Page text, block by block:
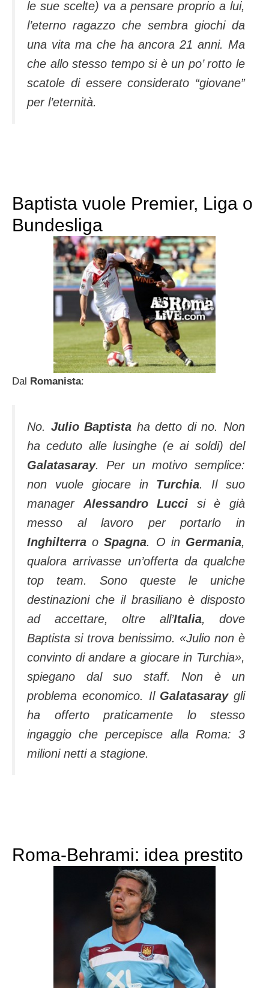
le sue scelte) va a pensare proprio a lui,
l’eterno ragazzo che sembra giochi da
una vita ma che ha ancora 21 anni. Ma
che allo stesso tempo si è un po’ rotto le
scatole di essere considerato “giovane”
per l’eternità.
Baptista vuole Premier, Liga o
Bundesliga
Dal Romanista:
No. Julio Baptista ha detto di no. Non
ha ceduto alle lusinghe (e ai soldi) del
Galatasaray. Per un motivo semplice:
non vuole giocare in Turchia. Il suo
manager Alessandro Lucci si è già
messo al lavoro per portarlo in
Inghilterra oSpagna. O in Germania,
qualora arrivasse un’offerta da qualche
top team. Sono queste le uniche
destinazioni che il brasiliano è disposto
ad accettare, oltre all’Italia, dove
Baptista si trova benissimo. «Julio non è
convinto di andare a giocare in Turchia»,
spiegano dal suo staff. Non è un
problema economico. Il Galatasaraygli
ha offerto praticamente lo stesso
ingaggio che percepisce alla Roma: 3
milioni netti a stagione.
Roma-Behrami: idea prestito